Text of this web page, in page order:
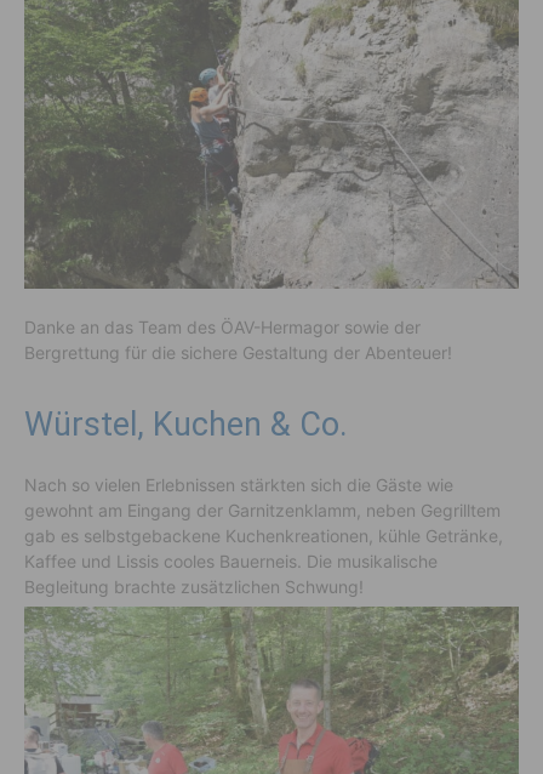
Danke an das Team des ÖAV-Hermagor sowie der
Bergrettung für die sichere Gestaltung der Abenteuer!
Würstel, Kuchen & Co.
Nach so vielen Erlebnissen stärkten sich die Gäste wie
gewohnt am Eingang der Garnitzenklamm, neben Gegrilltem
gab es selbstgebackene Kuchenkreationen, kühle Getränke,
Kaffee und Lissis cooles Bauerneis. Die musikalische
Begleitung brachte zusätzlichen Schwung!